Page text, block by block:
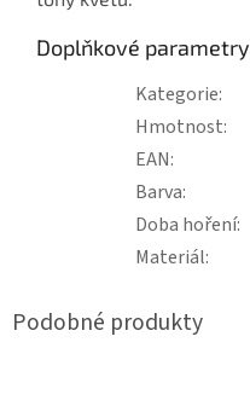
Doplňkové parametry
Kategorie:
Hmotnost:
EAN:
Barva:
Doba hoření:
Materiál: